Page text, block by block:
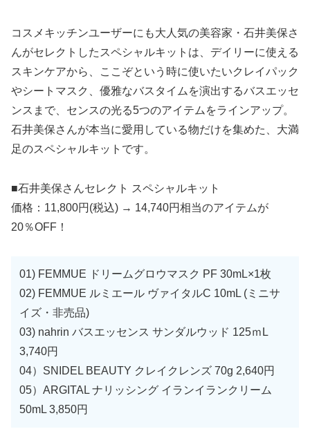
コスメキッチンユーザーにも大人気の美容家・石井美保さ
んがセレクトしたスペシャルキットは、デイリーに使える
スキンケアから、ここぞという時に使いたいクレイパック
やシートマスク、優雅なバスタイムを演出するバスエッセ
ンスまで、センスの光る5つのアイテムをラインアップ。
石井美保さんが本当に愛用している物だけを集めた、大満
足のスペシャルキットです。
■石井美保さんセレクト スペシャルキット
価格：11,800円(税込) → 14,740円相当のアイテムが
20％OFF！
01) FEMMUE ドリームグロウマスク PF 30mL×1枚
02) FEMMUE ルミエール ヴァイタルC 10mL (ミニサ
イズ・非売品)
03) nahrin バスエッセンス サンダルウッド 125ｍL
3,740円
04）SNIDEL BEAUTY クレイクレンズ 70g 2,640円
05）ARGITAL ナリッシング イランイランクリーム
50mL 3,850円